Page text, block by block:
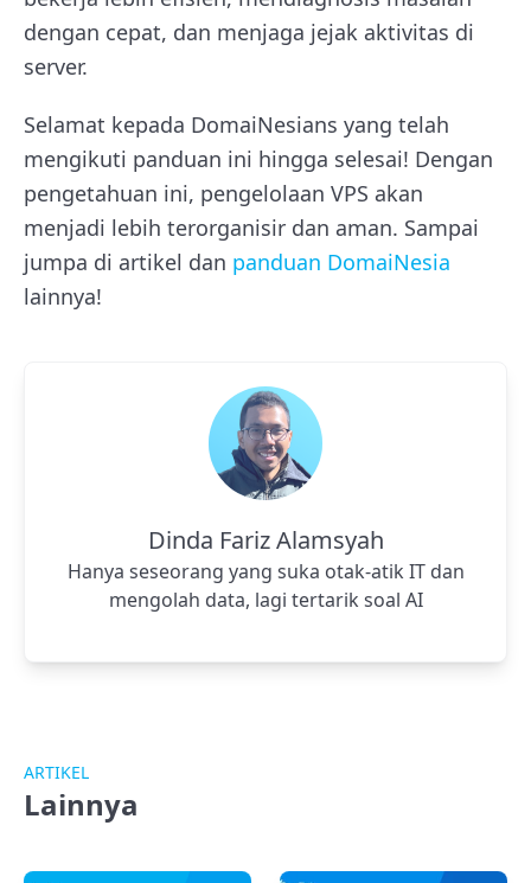
dengan cepat, dan menjaga jejak aktivitas di
server.
Selamat kepada DomaiNesians yang telah
mengikuti panduan ini hingga selesai! Dengan
pengetahuan ini, pengelolaan VPS akan
menjadi lebih terorganisir dan aman. Sampai
jumpa di artikel dan panduan DomaiNesia
lainnya!
Dinda Fariz Alamsyah
Hanya seseorang yang suka otak-atik IT dan
mengolah data, lagi tertarik soal AI
ARTIKEL
Lainnya